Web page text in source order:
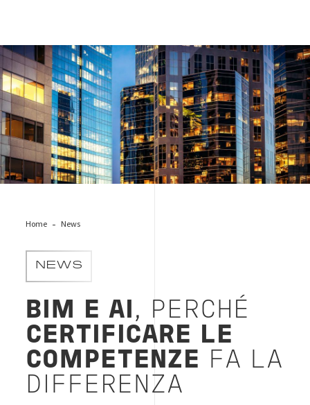
edifici_riflessi_bim_cam
Home News
NEWS
BIM E AI , PERCHÉ
CERTIFICARE LE
COMPETENZE
FA LA
DIFFERENZA